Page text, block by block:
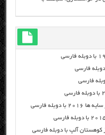
فارسی
کوهستان آلپ با دوبله فارسی